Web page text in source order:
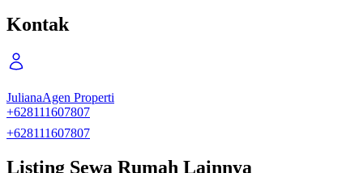
Kamar Mandi
3
Kamar Tidur Pembantu
Kamar Mandi Pembantu
-
Semi-Furnished
Kontak
JulianaAgen Properti
+628111607807
+628111607807
Listing Sewa Rumah Lainnya